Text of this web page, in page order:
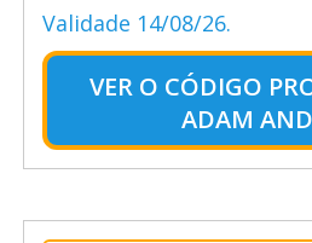
Validade 14/08/26.
VER O CÓDIGO
ADAM